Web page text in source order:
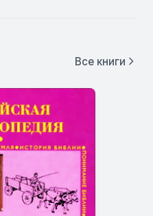
Все книги